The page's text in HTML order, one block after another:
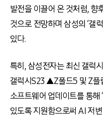
발전을 이끌어 온 것처럼, 향
것으로 전망하며 삼성의 ‘갤
있다.
특히 ,삼성전자는 최신 갤럭시
갤럭시S23▲Z폴드5 및 Z플
소프트웨어 업데이트를 통해 ‘
있도록 지원함으로써 AI저